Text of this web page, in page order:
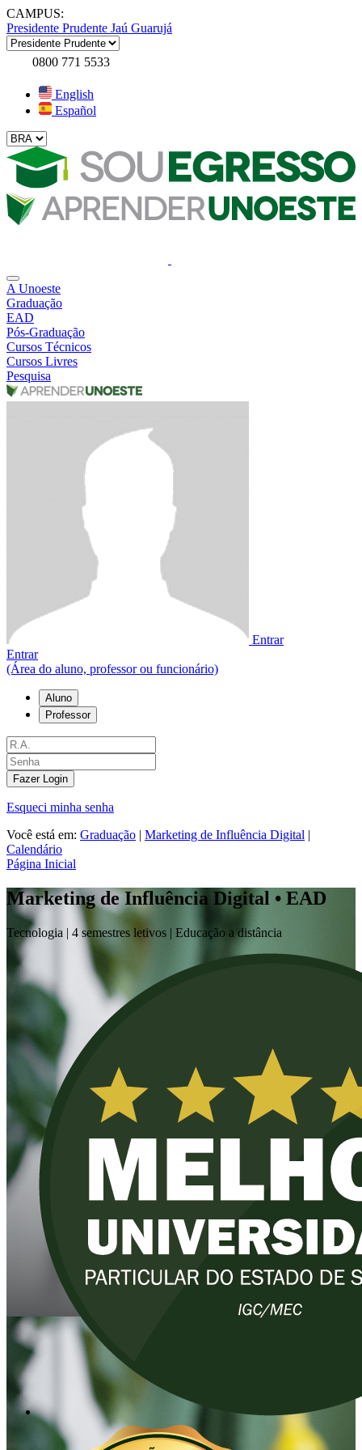
CAMPUS:
Presidente Prudente Jaú Guarujá
0800 771 5533
English
Español
A Unoeste
Graduação
EAD
Pós-Graduação
Cursos Técnicos
Cursos Livres
Pesquisa
Entrar
Entrar
(Área do aluno, professor ou funcionário)
Aluno
Professor
Fazer Login
Esqueci minha senha
Você está em: Graduação | Marketing de Influência Digital |
Calendário
Página Inicial
Marketing de Influência Digital • EAD
Tecnologia | 4 semestres letivos | Educação a distância